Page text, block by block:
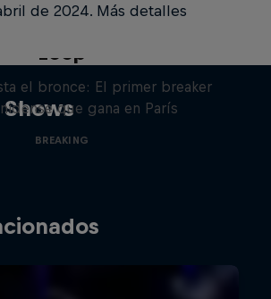
de 2024. Más detalles
Breaking the
Loop
el bronce: El primer breaker
que gana en París
BREAKING